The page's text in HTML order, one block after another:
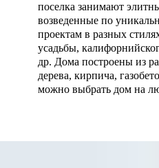
поселка занимают
возведенные по
проектам в разных
усадьбы,
др. Дома построены из
дерева, кирпича,
можно выбрать дом на